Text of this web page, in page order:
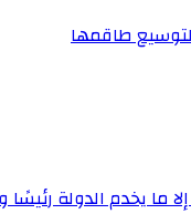
طاقمها
ما يخدم الدولة